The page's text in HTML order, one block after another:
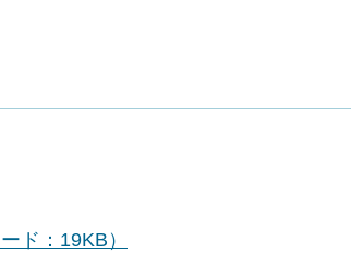
ド：19KB）